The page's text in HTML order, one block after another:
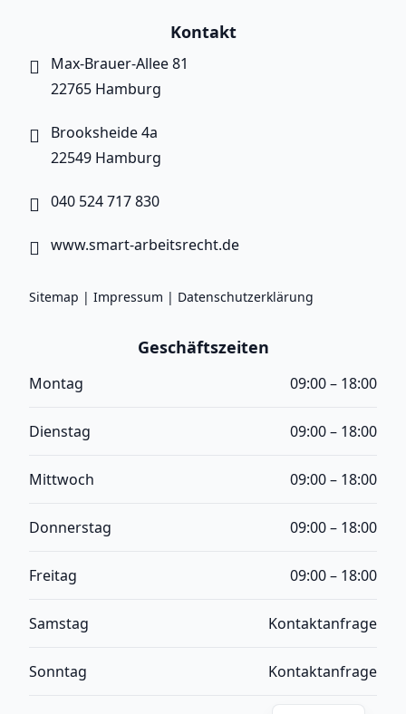
Kontakt
Max-Brauer-Allee 81
22765 Hamburg
Brooksheide 4a
22549 Hamburg
040 524 717 830
www.smart-arbeitsrecht.de
Sitemap | Impressum | Datenschutzerklärung
Geschäftszeiten
Montag 09:00 – 18:00
Dienstag 09:00 – 18:00
Mittwoch 09:00 – 18:00
Donnerstag 09:00 – 18:00
Freitag 09:00 – 18:00
Samstag Kontaktanfrage
Sonntag Kontaktanfrage
Turkish